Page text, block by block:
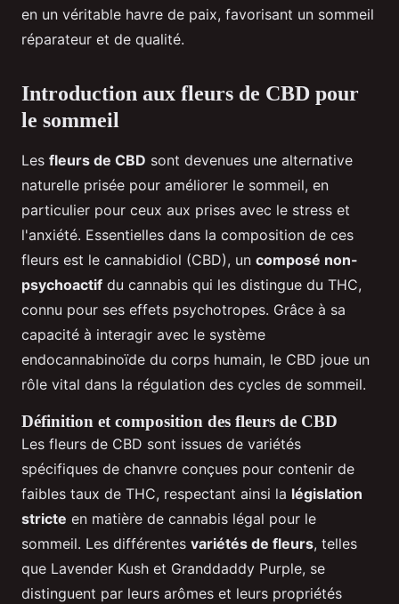
en un véritable havre de paix, favorisant un sommeil
réparateur et de qualité.
Introduction aux fleurs de CBD pour
le sommeil
Les fleurs de CBD sont devenues une alternative
naturelle prisée pour améliorer le sommeil, en
particulier pour ceux aux prises avec le stress et
l'anxiété. Essentielles dans la composition de ces
fleurs est le cannabidiol (CBD), un composé non-
psychoactif du cannabis qui les distingue du THC,
connu pour ses effets psychotropes. Grâce à sa
capacité à interagir avec le système
endocannabinoïde du corps humain, le CBD joue un
rôle vital dans la régulation des cycles de sommeil.
Définition et composition des fleurs de CBD
Les fleurs de CBD sont issues de variétés
spécifiques de chanvre conçues pour contenir de
faibles taux de THC, respectant ainsi la législation
stricte en matière de cannabis légal pour le
sommeil. Les différentes variétés de fleurs, telles
que Lavender Kush et Granddaddy Purple, se
distinguent par leurs arômes et leurs propriétés